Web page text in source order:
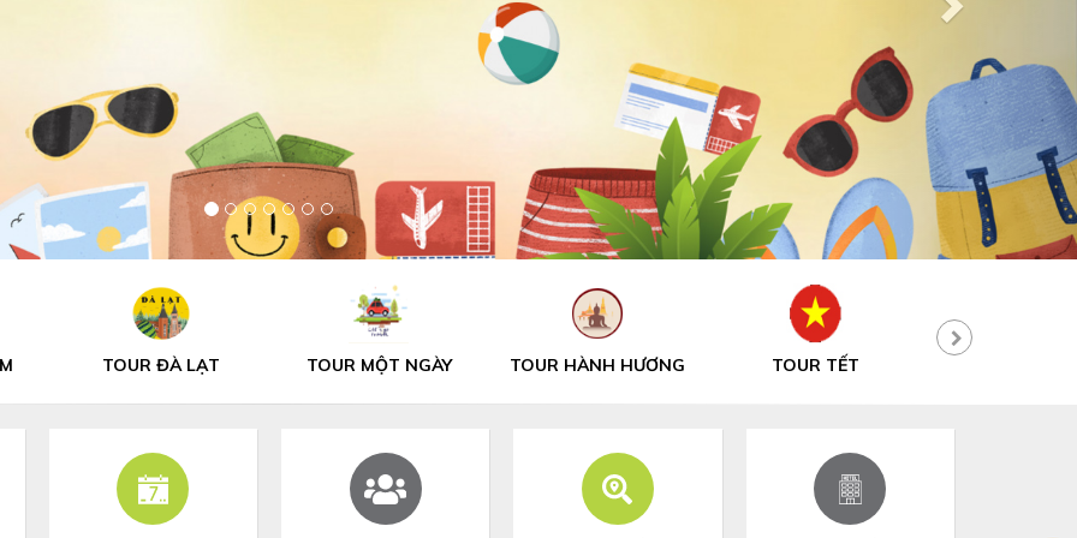
TOUR MỘT NGÀY TOUR HÀNH HƯƠNG TOUR TẾT TOUR MỚI